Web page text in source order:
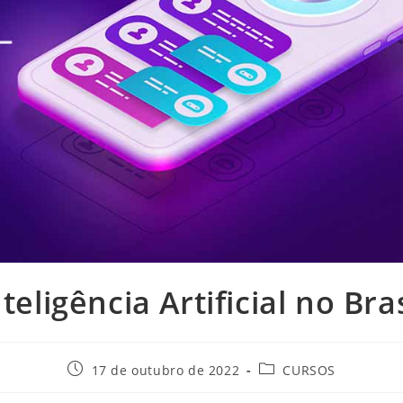
Artificial no
17 de outubro de 2022 CURSOS